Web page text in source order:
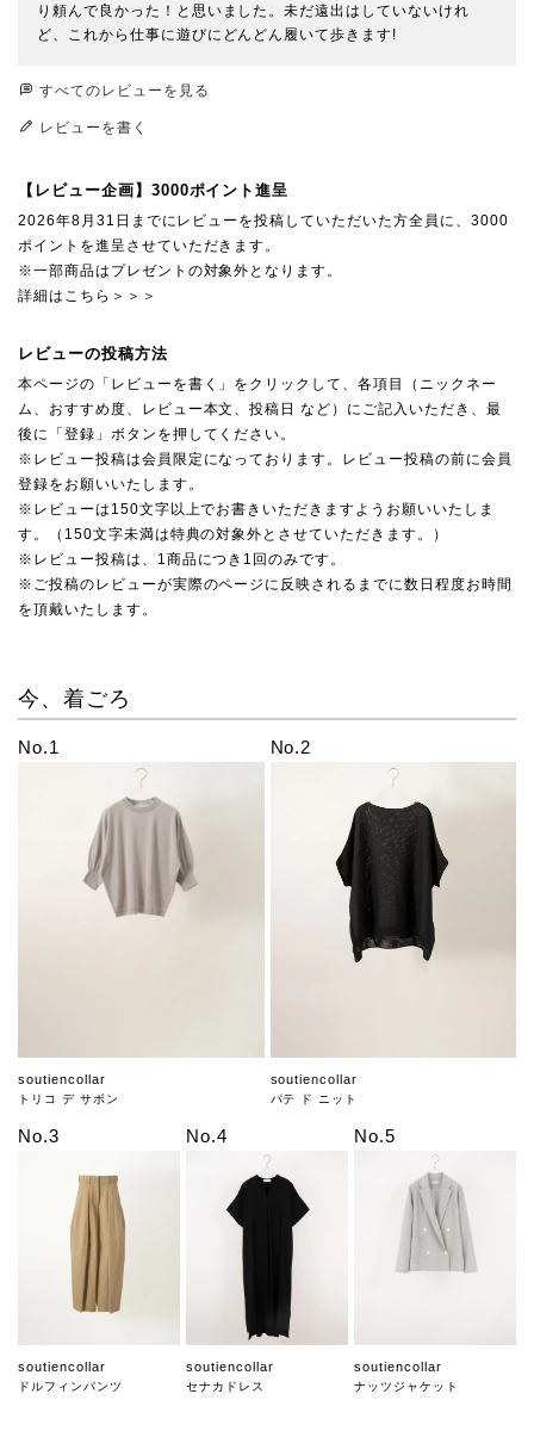
り頼んで良かった！と思いました。未だ遠出はしていないけれ
すべてのレビューを見る
レビューを書く
【レビュー企画】3000ポイント進呈
2026年8月31日までにレビューを投稿していただいた方全員に、3000
ポイントを進呈させていただきます。
※一部商品はプレゼントの対象外となります。
詳細はこちら＞＞＞
レビューの投稿方法
本ページの「レビューを書く」をクリックして、各項目（ニックネー
ム、おすすめ度、レビュー本文、投稿日 など）にご記入いただき、最
後に「登録」ボタンを押してください。
※レビュー投稿は会員限定になっております。レビュー投稿の前に会員
登録をお願いいたします。
※レビューは150文字以上でお書きいただきますようお願いいたしま
す。（150文字未満は特典の対象外とさせていただきます。）
※レビュー投稿は、1商品につき1回のみです。
※ご投稿のレビューが実際のページに反映されるまでに数日程度お時間
を頂戴いたします。
今、着ごろ
No.1
soutiencollar
トリコ デ サボン
No.2
soutiencollar
パテ ド ニット
No.3
soutiencollar
ドルフィンパンツ
No.4
soutiencollar
セナカドレス
No.5
soutiencollar
ナッツジャケット